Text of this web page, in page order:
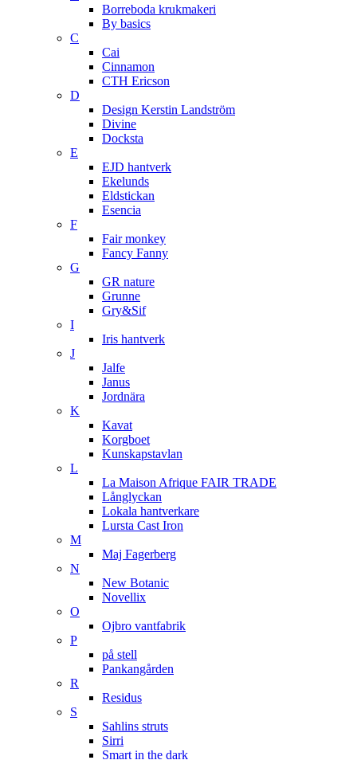
Borreboda krukmakeri
By basics
C
Cai
Cinnamon
CTH Ericson
D
Design Kerstin Landström
Divine
Docksta
E
EJD hantverk
Ekelunds
Eldstickan
Esencia
F
Fair monkey
Fancy Fanny
G
GR nature
Grunne
Gry&Sif
I
Iris hantverk
J
Jalfe
Janus
Jordnära
K
Kavat
Korgboet
Kunskapstavlan
L
La Maison Afrique FAIR TRADE
Långlyckan
Lokala hantverkare
Lursta Cast Iron
M
Maj Fagerberg
N
New Botanic
Novellix
O
Ojbro vantfabrik
P
på stell
Pankangården
R
Residus
S
Sahlins struts
Sirri
Smart in the dark